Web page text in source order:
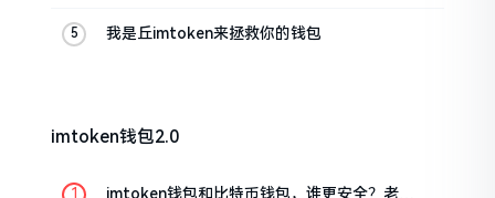
我是丘imtoken来拯救你的钱包
imtoken钱包2.0
imtoken钱包和比特币钱包，谁更安全？老玩